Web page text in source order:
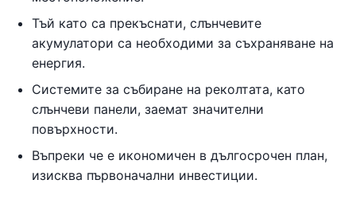
Тъй като са прекъснати, слънчевите
акумулатори са необходими за съхраняване на
енергия.
Системите за събиране на реколтата, като
слънчеви панели, заемат значителни
повърхности.
Въпреки че е икономичен в дългосрочен план,
изисква първоначални инвестиции.